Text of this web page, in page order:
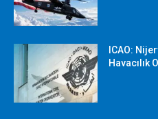
ICAO:
Havacılık